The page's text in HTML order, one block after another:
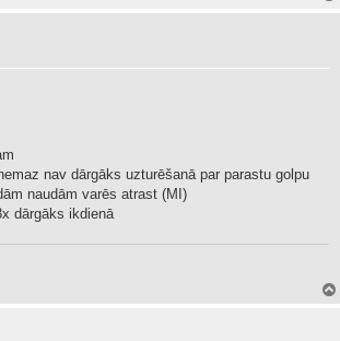
nav dārgāks uzturēšanā par parastu golpu
naudām varēs atrast (MI)
dārgāks ikdienā